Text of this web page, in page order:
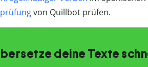
von Quillbot prüfen.
deine Texte